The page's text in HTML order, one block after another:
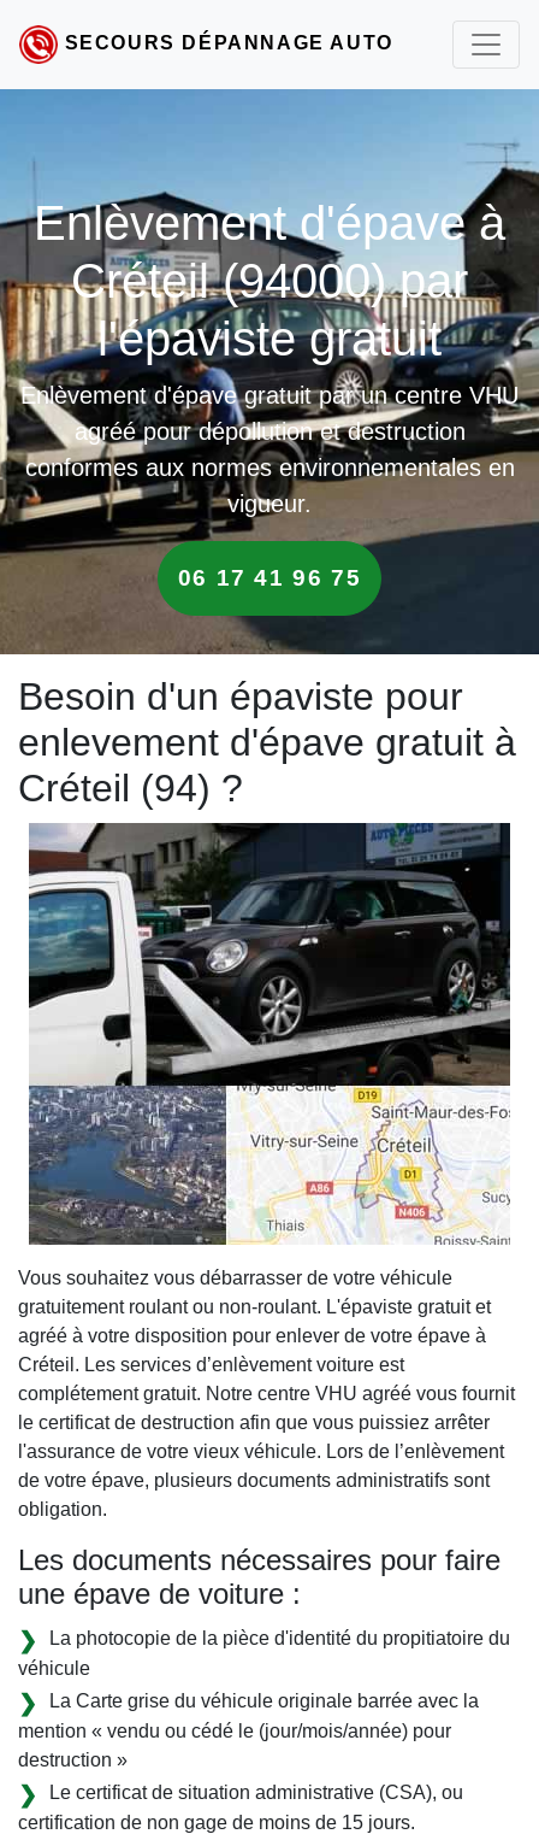
SECOURS DÉPANNAGE AUTO
Enlèvement d'épave à
Créteil (94000) par
l'épaviste gratuit
Enlèvement d'épave gratuit par un centre VHU
agréé pour dépollution et destruction
conformes aux normes environnementales en
vigueur.
06 17 41 96 75
Besoin d'un épaviste pour
enlevement d'épave gratuit à
Créteil (94) ?
Vous souhaitez vous débarrasser de votre véhicule
gratuitement roulant ou non-roulant. L'épaviste gratuit et
agréé à votre disposition pour enlever de votre épave à
Créteil. Les services d’enlèvement voiture est
complétement gratuit. Notre centre VHU agréé vous fournit
le certificat de destruction afin que vous puissiez arrêter
l'assurance de votre vieux véhicule. Lors de l’enlèvement
de votre épave, plusieurs documents administratifs sont
obligation.
Les documents nécessaires pour faire
une épave de voiture :
La photocopie de la pièce d'identité du propitiatoire du
véhicule
La Carte grise du véhicule originale barrée avec la
mention « vendu ou cédé le (jour/mois/année) pour
destruction »
Le certificat de situation administrative (CSA), ou
certification de non gage de moins de 15 jours.